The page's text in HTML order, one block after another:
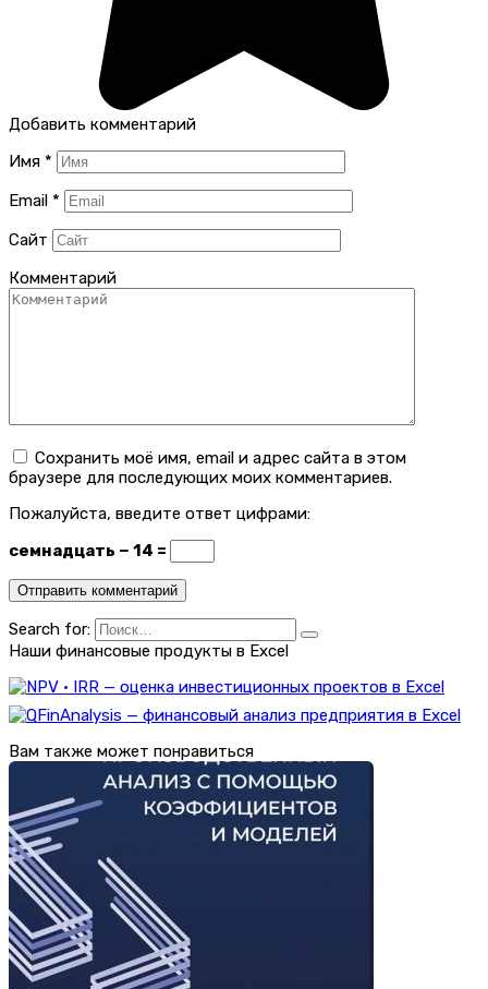
Добавить комментарий
Имя *
Email *
Сайт
Комментарий
Сохранить моё имя, email и адрес сайта в этом
браузере для последующих моих комментариев.
Пожалуйста, введите ответ цифрами:
семнадцать − 14 =
Search for:
Наши финансовые продукты в Excel
Вам также может понравиться